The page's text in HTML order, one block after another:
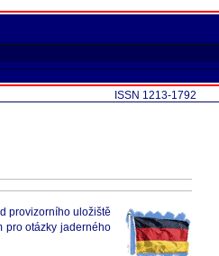
ISSN 1213-1792
provizorního uložiště
pro otázky jaderného